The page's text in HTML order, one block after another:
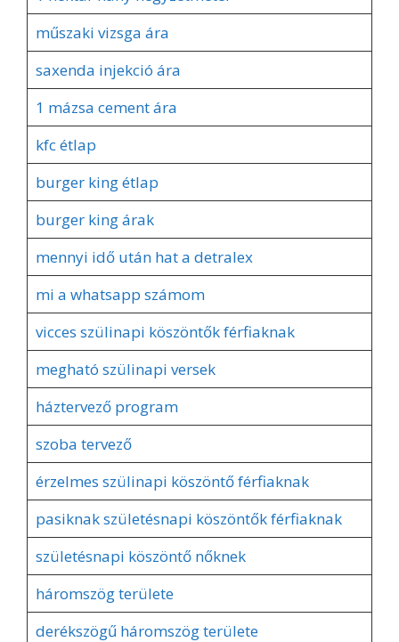
műszaki vizsga ára
saxenda injekció ára
1 mázsa cement ára
kfc étlap
burger king étlap
burger king árak
mennyi idő után hat a detralex
mi a whatsapp számom
vicces szülinapi köszöntők férfiaknak
megható szülinapi versek
háztervező program
szoba tervező
érzelmes szülinapi köszöntő férfiaknak
pasiknak születésnapi köszöntők férfiaknak
születésnapi köszöntő nőknek
háromszög területe
derékszögű háromszög területe